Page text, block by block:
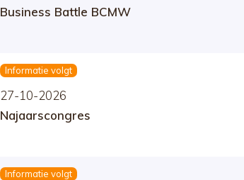
Business Battle BCMW
Informatie volgt
27-10-2026
Najaarscongres
Informatie volgt